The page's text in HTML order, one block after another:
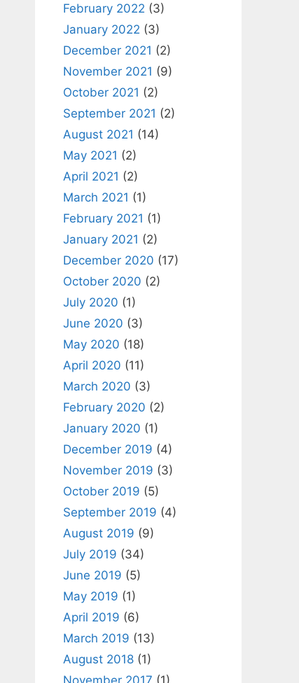
February 2022 (3)
January 2022 (3)
December 2021 (2)
November 2021 (9)
October 2021 (2)
September 2021 (2)
August 2021 (14)
May 2021 (2)
April 2021 (2)
March 2021 (1)
February 2021 (1)
January 2021 (2)
December 2020 (17)
October 2020 (2)
July 2020 (1)
June 2020 (3)
May 2020 (18)
April 2020 (11)
March 2020 (3)
February 2020 (2)
January 2020 (1)
December 2019 (4)
November 2019 (3)
October 2019 (5)
September 2019 (4)
August 2019 (9)
July 2019 (34)
June 2019 (5)
May 2019 (1)
April 2019 (6)
March 2019 (13)
August 2018 (1)
November 2017 (1)